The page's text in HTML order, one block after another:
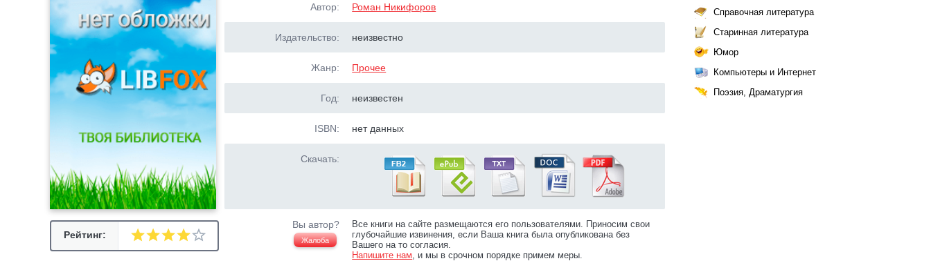
Рейтинг:
Автор: Роман Никифоров
Издательство: неизвестно
Жанр: Прочее
Год: неизвестен
ISBN: нет данных
Скачать:
Вы автор?
Жалоба
Все книги на сайте размещаются его пользователями. Приносим свои
глубочайшие извинения, если Ваша книга была опубликована без
Вашего на то согласия.
Напишите нам, и мы в срочном порядке примем меры.
Справочная литература
Старинная литература
Юмор
Компьютеры и Интернет
Поэзия, Драматургия